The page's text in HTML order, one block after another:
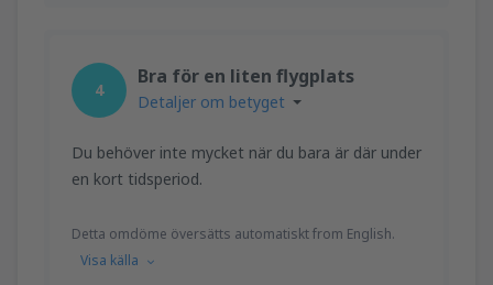
4
Bra för en liten flygplats
Detaljer om betyget
Du behöver inte mycket när du bara är där under
en kort tidsperiod.
Detta omdöme översätts automatiskt from English.
Visa källa